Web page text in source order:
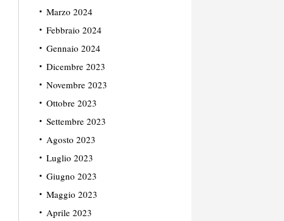
Marzo 2024
Febbraio 2024
Gennaio 2024
Dicembre 2023
Novembre 2023
Ottobre 2023
Settembre 2023
Agosto 2023
Luglio 2023
Giugno 2023
Maggio 2023
Aprile 2023